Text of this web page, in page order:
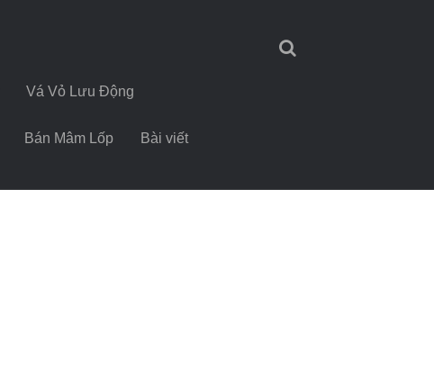
Vá Vỏ Lưu Động
Bán Mâm Lốp Bài viết